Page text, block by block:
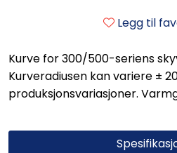
Legg til
Kurve for 300/500-seriens
Kurveradiusen kan variere ±
produksjonsvariasjoner.